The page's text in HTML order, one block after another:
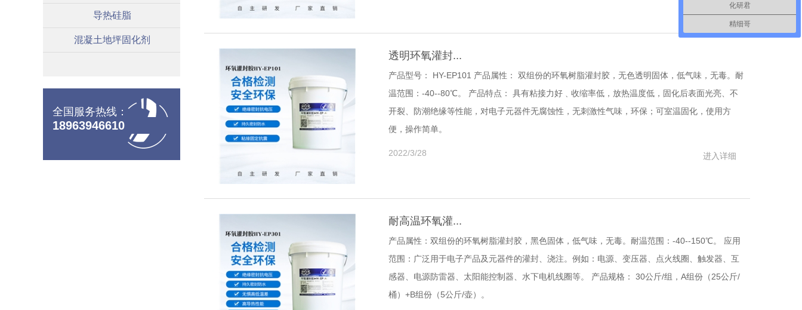
导热硅脂
混凝土地坪固化剂
全国服务热线：
18963946610
透明环氧灌封...
产品型号： HY-EP101 产品属性： 双组份的环氧树脂灌封胶，无色透明固体，低气味，无毒。耐
温范围：-40--80℃。 产品特点： 具有粘接力好﹑收缩率低，放热温度低，固化后表面光亮、不
开裂、防潮绝缘等性能，对电子元器件无腐蚀性，无刺激性气味，环保；可室温固化，使用方
便，操作简单。
2022/3/28 进入详细
耐高温环氧灌...
产品属性：双组份的环氧树脂灌封胶，黑色固体，低气味，无毒。耐温范围：-40--150℃。 应用
范围：广泛用于电子产品及元器件的灌封、浇注。例如：电源、变压器、点火线圈、触发器、互
感器、电源防雷器、太阳能控制器、水下电机线圈等。 产品规格： 30公斤/组，A组份（25公斤/
桶）+B组份（5公斤/壶）。
化研君
精细哥